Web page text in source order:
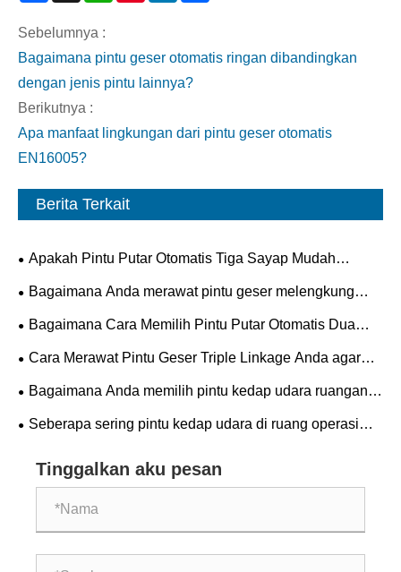
Sebelumnya :
Bagaimana pintu geser otomatis ringan dibandingkan
dengan jenis pintu lainnya?
Berikutnya :
Apa manfaat lingkungan dari pintu geser otomatis
EN16005?
Berita Terkait
Apakah Pintu Putar Otomatis Tiga Sayap Mudah
Dipasang?
Bagaimana Anda merawat pintu geser melengkung
industri?
Bagaimana Cara Memilih Pintu Putar Otomatis Dua
Sayap yang Tepat untuk Gedung Anda?
Cara Merawat Pintu Geser Triple Linkage Anda agar
Panjang Umur
Bagaimana Anda memilih pintu kedap udara ruangan
bersih yang tepat untuk fasilitas Anda?
Seberapa sering pintu kedap udara di ruang operasi
Tinggalkan aku pesan